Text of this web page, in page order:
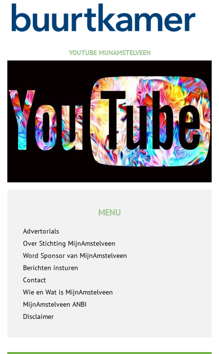
YOUTUBE MIJNAMSTELVEEN
MENU
Advertorials
Over Stichting MijnAmstelveen
Word Sponsor van MijnAmstelveen
Berichten insturen
Contact
Wie en Wat is MijnAmstelveen
MijnAmstelveen ANBI
Disclaimer